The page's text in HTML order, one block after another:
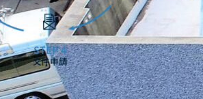
STEP 4
文件申請